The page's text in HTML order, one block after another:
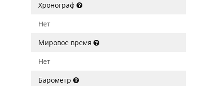
Хронограф
Нет
Мировое время
Нет
Барометр